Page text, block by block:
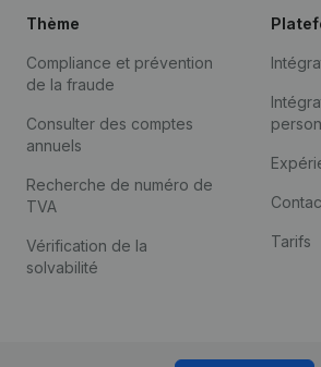
Thème
Compliance et prévention
de la fraude
Consulter des comptes
annuels
Recherche de numéro de
TVA
Vérification de la
solvabilité
Tarifs